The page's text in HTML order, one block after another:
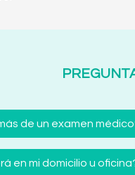
de un examen
en mi domicilio u